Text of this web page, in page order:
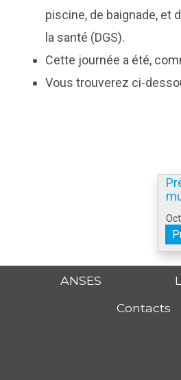
piscine, de baignade, et
la santé (DGS).
Cette journée a été,
Vous trouverez ci-
ANSES
Contacts